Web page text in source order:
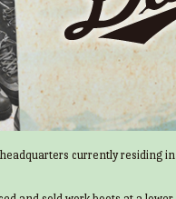
currently residing in